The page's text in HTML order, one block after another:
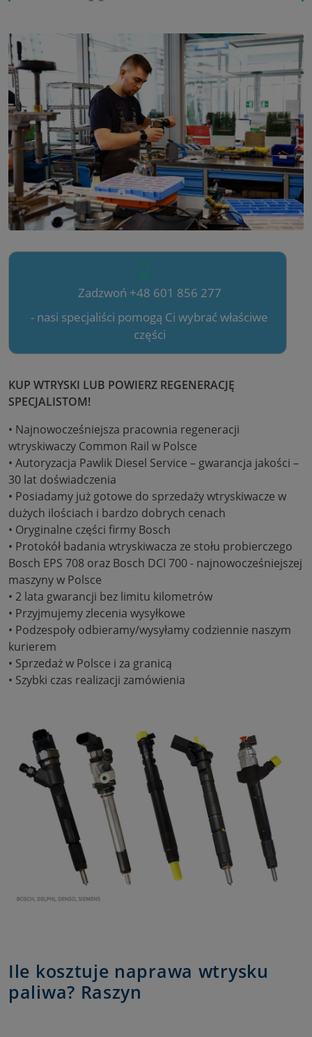
Zadzwoń +48 601 856 277
- nasi specjaliści pomogą Ci wybrać właściwe
części
KUP WTRYSKI LUB POWIERZ REGENERACJĘ
SPECJALISTOM!
• Najnowocześniejsza pracownia regeneracji
wtryskiwaczy Common Rail w Polsce
• Autoryzacja Pawlik Diesel Service – gwarancja jakości –
30 lat doświadczenia
• Posiadamy już gotowe do sprzedaży wtryskiwacze w
dużych ilościach i bardzo dobrych cenach
• Oryginalne części firmy Bosch
• Protokół badania wtryskiwacza ze stołu probierczego
Bosch EPS 708 oraz Bosch DCI 700 - najnowocześniejszej
maszyny w Polsce
• 2 lata gwarancji bez limitu kilometrów
• Przyjmujemy zlecenia wysyłkowe
• Podzespoły odbieramy/wysyłamy codziennie naszym
kurierem
• Sprzedaż w Polsce i za granicą
• Szybki czas realizacji zamówienia
Ile kosztuje naprawa wtrysku
paliwa? Raszyn